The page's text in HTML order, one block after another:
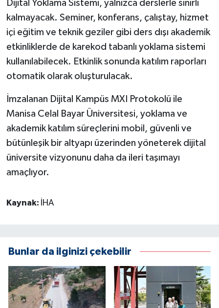
Dijital Yoklama Sistemi, yalnızca derslerle sınırlı
kalmayacak. Seminer, konferans, çalıştay, hizmet
içi eğitim ve teknik geziler gibi ders dışı akademik
etkinliklerde de karekod tabanlı yoklama sistemi
kullanılabilecek. Etkinlik sonunda katılım raporları
otomatik olarak oluşturulacak.
İmzalanan Dijital Kampüs MXI Protokolü ile
Manisa Celal Bayar Üniversitesi, yoklama ve
akademik katılım süreçlerini mobil, güvenli ve
bütünleşik bir altyapı üzerinden yöneterek dijital
üniversite vizyonunu daha da ileri taşımayı
amaçlıyor.
Kaynak: İHA
Bunlar da ilginizi çekebilir